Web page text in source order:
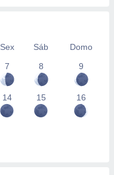
Sex Sáb
Domo
7 8 9
14 15 16